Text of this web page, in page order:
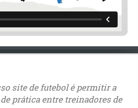
site de futebol é permitir a
prática entre treinadores de